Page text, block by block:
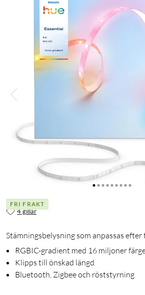
FRI FRAKT
4 gillar
Stämningsbelysning som anpassas
RGBIC-gradient med 16 miljoner
Klipps till önskad längd
Bluetooth, Zigbee och röststyrning